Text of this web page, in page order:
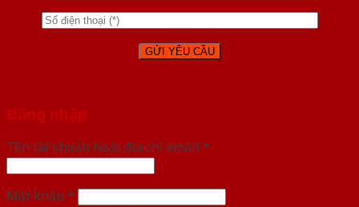
Đăng nhập
Tên tài khoản hoặc địa chỉ email *
Mật khẩu *